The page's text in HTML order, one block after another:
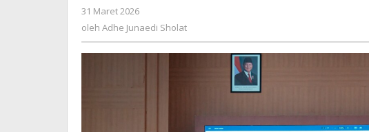
31 Maret 2026
Adhe
oleh Adhe Junaedi Sholat